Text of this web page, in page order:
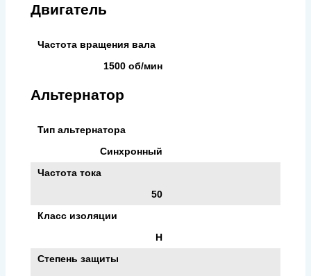
Двигатель
Частота вращения вала
1500 об/мин
Альтернатор
Тип альтернатора
Синхронный
Частота тока
50
Класс изоляции
H
Степень защиты